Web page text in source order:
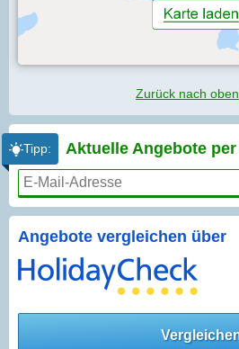
Zurück nach oben
Tipp: Aktuelle Angebote per
Angebote vergleichen über